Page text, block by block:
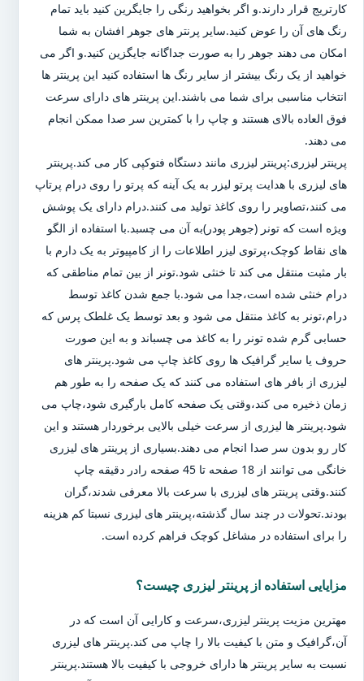
کارتریج قرار دارند.و اگر بخواهید رنگی را جایگرین کنید باید تمام
رنگ های آن را عوض کنید.سایر پرنتر های جوهر افشان به شما
امکان می دهند جوهر را به صورت جداگانه جایگزین کنید.و اگر می
خواهید از یک رنگ بیشتر از سایر رنگ ها استفاده کنید این پرینتر ها
انتخاب مناسبی برای شما می باشند.این پرینتر های دارای سرعت
فوق العاده بالای هستند و چاپ را با کمترین سر صدا ممکن انجام
می دهند.
پرینتر لیزری:پرینتر لیزری مانند دستگاه فتوکپی کار می کند.پرینتر
های لیزری با هدایت پرتو لیزر به یک آینه که پرتو را روی درام پرتاپ
می کنند،تصاویر را روی کاغذ تولید می کنند.درام دارای یک پوشش
ویژه است که تونر (جوهر پودر)به آن می چسبد.با استفاده از الگو
های نقاط کوچک،پرتوی لیزر اطلاعات را از کامپیوتر به یک دارم با
بار مثبت منتقل می کند تا خنثی شود.تونر از بین تمام مناطقی که
درام خنثی شده است،جدا می شود.با جمع شدن کاغذ توسط
درام،تونر به کاغذ منتقل می شود و بعد توسط یک غلطک پرس که
حسابی گرم شده تونر را به کاغذ می چسباند و به این صورت
حروف یا سایر گرافیک ها روی کاغذ چاپ می شود.پرینتر های
لیزری از بافر های استفاده می کنند که یک صفحه را به طور هم
زمان ذخیره می کند،وقتی یک صفحه کامل بارگیری شود،چاپ می
شود.پرینتر ها لیزری از سرعت خیلی بالایی برخوردار هستند و این
کار رو بدون سر صدا انجام می دهند.بسیاری از پرینتر های لیزری
خانگی می توانند از 18 صفحه تا 45 صفحه رادر دقیقه چاپ
کنند.وقتی پرینتر های لیزری با سرعت بالا معرفی شدند،گران
بودند.تحولات در چند سال گذشته،پرینتر های لیزری نسبتا کم هزینه
را برای استفاده در مشاغل کوچک فراهم کرده است.
مزایایی استفاده از پرینتر لیزری چیست؟
مهترین مزیت پرینتر لیزری،سرعت و کارایی آن است که در
آن،گرافیک و متن با کیفیت بالا را چاپ می کند.پرینتر های لیزری
نسبت به سایر پرینتر ها دارای خروجی با کیفیت بالا هستند.پرینتر